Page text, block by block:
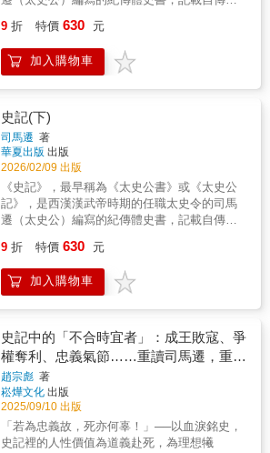
之《離騷》。」
遠影響。《史記》首創的紀傳體撰史方法為後
來歷代「正史」所傳承。《史記》同時是一部
無韻之離騷」。
國歷史，與後來的《漢書》、《後漢書》、
《三國志》合稱「前四史」。全書包括本紀12
卷、世家30卷、列傳70卷、表10卷、書8卷，共
高山寺藏中國六朝抄本；存世最古的完整史記
為現藏於臺灣中央研究院歷史語言研究所的北
宋「景祐本」《史記集解》（其中有十五卷為
別版補配）、及日本藏南宋版黃善夫刻《史記
三家註》。作者司馬遷以其「究天人之際，通
古今之變，成一家之言」（《報任少卿書》）
的史識，對後世史學和文學的發展皆產生了深
遠影響。《史記》首創的紀傳體撰史方法為後
來歷代「正史」所傳承。《史記》同時是一部
無韻之離騷」。
9 折 特價 630 元
加入購物車
史記(下)
司馬遷 著
華夏出版 出版
2026/02/09 出版
《史記》，最早稱為《太史公書》或《太史公
記》，是西漢漢武帝時期的任職太史令的司馬
遷（太史公）編寫的紀傳體史書，記載自傳說
國歷史，與後來的《漢書》、《後漢書》、
《三國志》合稱「前四史」。全書包括本紀12
卷、世家30卷、列傳70卷、表10卷、書8卷，共
高山寺藏中國六朝抄本；存世最古的完整史記
為現藏於臺灣中央研究院歷史語言研究所的北
宋「景祐本」《史記集解》（其中有十五卷為
別版補配）、及日本藏南宋版黃善夫刻《史記
三家註》。作者司馬遷以其「究天人之際，通
古今之變，成一家之言」（《報任少卿書》）
的史識，對後世史學和文學的發展皆產生了深
遠影響。《史記》首創的紀傳體撰史方法為後
9 折 特價 630 元
加入購物車
史記中的「不合時宜者」：成王敗寇、爭
權奪利、忠義氣節……重讀司馬遷，重新
思考歷史如何審判正義與是非
趙宗彪 著
崧燁文化 出版
2025/09/10 出版
「若為忠義故，死亦何辜！」──以血淚銘史，
史記裡的人性價值為道義赴死，為理想犧